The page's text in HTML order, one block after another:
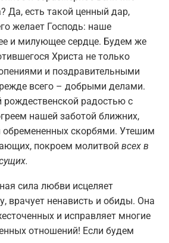
Да, есть такой ценный дар,
желает Господь: наше
и милующее сердце. Будем же
Христа не только
и поздравительными
всего – добрыми делами.
рождественской радостью с
нашей заботой ближних,
обремененных скорбями. Утешим
покроем молитвой всех в
сила любви исцеляет
врачует ненависть и обиды. Она
и исправляет многие
отношений! Если будем